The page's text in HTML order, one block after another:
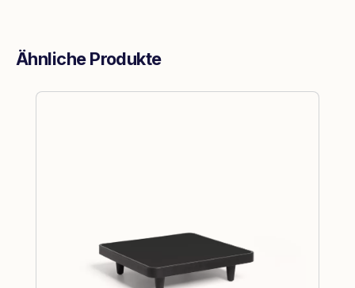
Ähnliche Produkte
Produktgalerie überspringen